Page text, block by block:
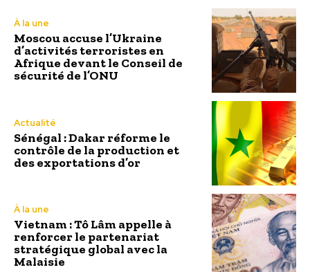
À la une
Moscou accuse l’Ukraine
d’activités terroristes en
Afrique devant le Conseil de
sécurité de l’ONU
Actualité
Sénégal : Dakar réforme le
contrôle de la production et
des exportations d’or
À la une
Vietnam : Tô Lâm appelle à
renforcer le partenariat
stratégique global avec la
Malaisie